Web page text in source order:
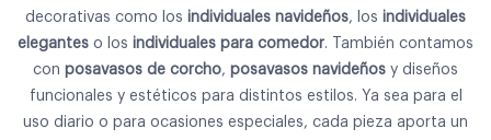
decorativas como los individuales navideños, los individuales
elegantes o los individuales para comedor. También contamos
con posavasos de corcho, posavasos navideños y diseños
funcionales y estéticos para distintos estilos. Ya sea para el
uso diario o para ocasiones especiales, cada pieza aporta un